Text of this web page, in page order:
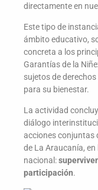
directamente en
Este tipo de
ámbito educativo,
concreta a los
Garantías de la
sujetos de
para su bienestar.
La actividad
diálogo
acciones conjuntas
de La Araucanía,
nacional:
participación.